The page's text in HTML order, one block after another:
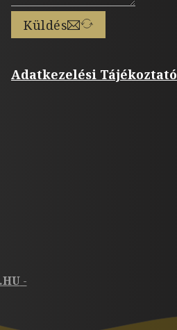
Küldés
Adatkezelési Tájékoztató
-